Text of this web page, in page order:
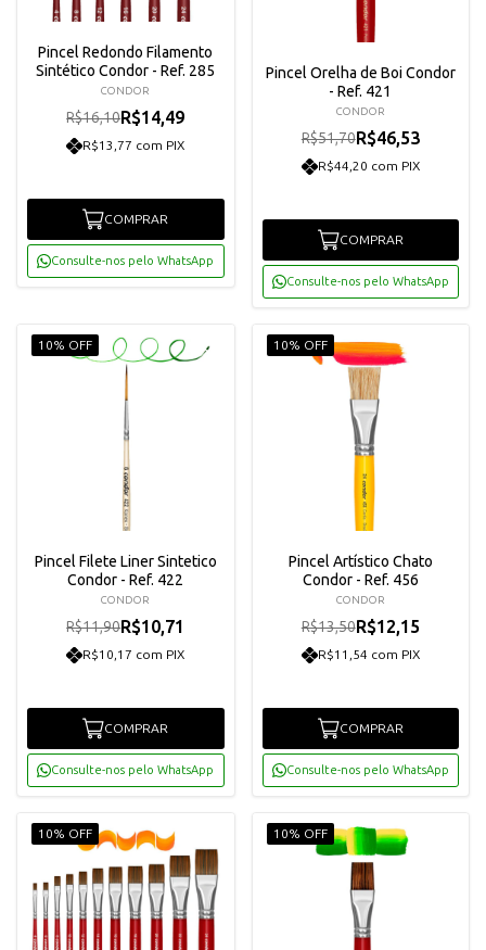
Pincel Redondo Filamento
Sintético Condor - Ref. 285
CONDOR
R$16,10R$14,49
R$13,77 com PIX
COMPRAR
Consulte-nos pelo WhatsApp
Pincel Orelha de Boi Condor
- Ref. 421
CONDOR
R$51,70R$46,53
R$44,20 com PIX
COMPRAR
Consulte-nos pelo WhatsApp
10% OFF
Pincel Filete Liner Sintetico
Condor - Ref. 422
CONDOR
R$11,90R$10,71
R$10,17 com PIX
COMPRAR
Consulte-nos pelo WhatsApp
10% OFF
Pincel Artístico Chato
Condor - Ref. 456
CONDOR
R$13,50R$12,15
R$11,54 com PIX
COMPRAR
Consulte-nos pelo WhatsApp
10% OFF 10% OFF